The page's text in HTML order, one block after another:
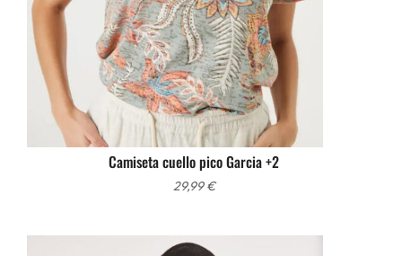
Camiseta cuello pico Garcia +2
29,99€